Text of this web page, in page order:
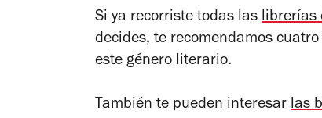
Si ya recorriste todas las librerías
decides, te recomendamos
este género literario.
También te pueden interesar las